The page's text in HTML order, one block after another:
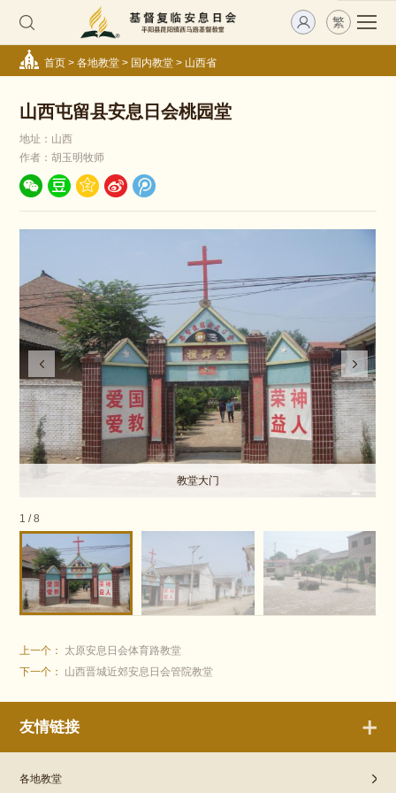
繁
首页> 各地教堂> 国内教堂> 山西省
山西屯留县安息日会桃园堂
地址：山西
作者：胡玉明牧师
教堂大门
1 /8
上一个： 太原安息日会体育路教堂
下一个： 山西晋城近郊安息日会管院教堂
友情链接
各地教堂